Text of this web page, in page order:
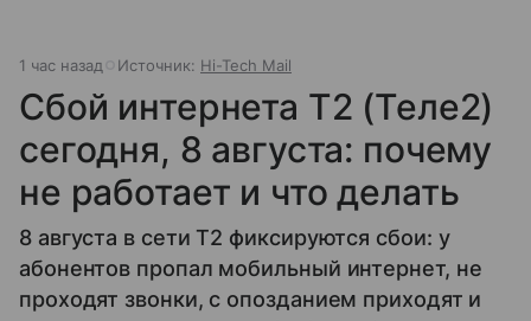
1 час назад Источник: Hi-Tech Mail
Сбой интернета T2 (Теле2)
сегодня, 8 августа: почему
не работает и что делать
8 августа в сети T2 фиксируются сбои: у
абонентов пропал мобильный интернет, не
проходят звонки, с опозданием приходят и